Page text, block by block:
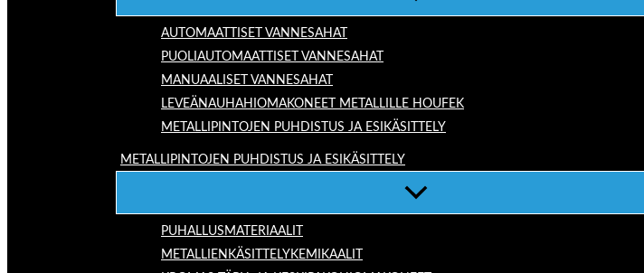
AUTOMAATTISET VANNESAHAT
PUOLIAUTOMAATTISET VANNESAHAT
MANUAALISET VANNESAHAT
LEVEÄNAUHAHIOMAKONEET METALLILLE HOUFEK
METALLIPINTOJEN PUHDISTUS JA ESIKÄSITTELY
METALLIPINTOJEN PUHDISTUS JA ESIKÄSITTELY
PUHALLUSMATERIAALIT
METALLIENKÄSITTELYKEMIKAALIT